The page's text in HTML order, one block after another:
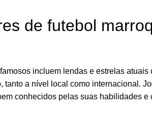
de futebol
incluem lendas e estrelas atuais
a nível local como internacional.
conhecidos pelas suas habilidades e